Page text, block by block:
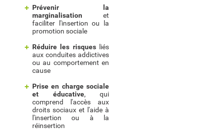
Prévenir la
marginalisation et
faciliter l'insertion ou la
promotion sociale
Réduire les risquesliés
aux conduites addictives
ou au comportement en
cause
Prise en charge sociale
et éducative, qui
comprend l'accès aux
droits sociaux et l'aide à
l'insertion ou à la
réinsertion